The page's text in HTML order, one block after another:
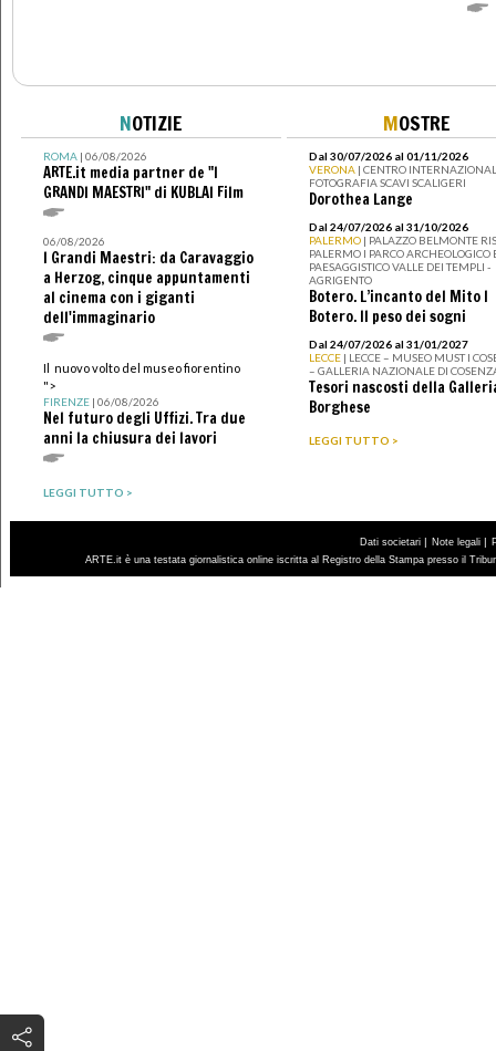
NOTIZIE
ROMA| 06/08/2026
ARTE.it media partner de "I
GRANDI MAESTRI" di KUBLAI Film
06/08/2026
I Grandi Maestri: da Caravaggio
a Herzog, cinque appuntamenti
al cinema con i giganti
dell'immaginario
Il nuovo volto del museo fiorentino
">
FIRENZE| 06/08/2026
Nel futuro degli Uffizi. Tra due
anni la chiusura dei lavori
LEGGI TUTTO >
MOSTRE
Dal 30/07/2026 al 01/11/2026
VERONA | CENTRO
FOTOGRAFIA SCAVI SCALIGERI
Dorothea Lange
Dal 24/07/2026 al 31/10/2026
PALERMO | PALAZZO BELMONTE
PALERMO I PARCO ARCHEOLOGICO
PAESAGGISTICO VALLE DEI TEMPLI -
AGRIGENTO
Botero. L’incanto del Mito I
Botero. Il peso dei sogni
Dal 24/07/2026 al 31/01/2027
LECCE | LECCE – MUSEO MUST I
– GALLERIA NAZIONALE DI
Tesori nascosti della
Borghese
LEGGI TUTTO >
Dati societari Note legali
ARTE.it è una testata giornalistica online iscritta al Registro della Stampa presso il